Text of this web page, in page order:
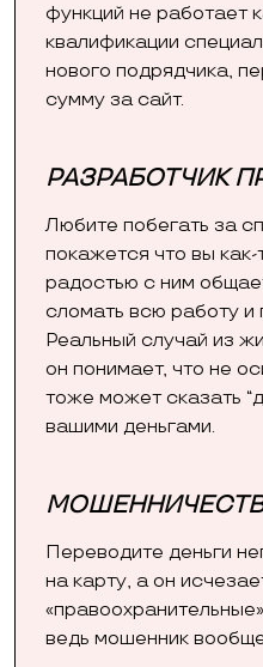
функций не работает
квалификации
нового подрядчика,
сумму за сайт.
РАЗРАБОТЧИК
Любите побегать за
покажется что вы как-
радостью с ним
сломать всю работу и
Реальный случай из
он понимает, что не
тоже может сказать
вашими деньгами.
Переводите деньги
на карту, а он
ведь мошенник